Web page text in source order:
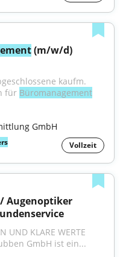
(m/w/d)
kaufm.
für Büromanagement
GmbH
Vollzeit
Augenoptiker
UND KLARE WERTE
GmbH ist ein...